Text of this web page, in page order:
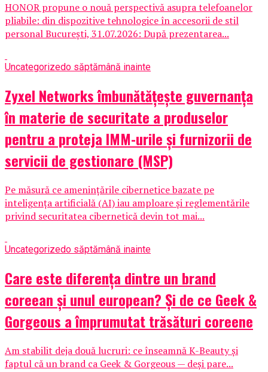
HONOR propune o nouă perspectivă asupra telefoanelor
pliabile: din dispozitive tehnologice în accesorii de stil
personal București, 31.07.2026: După prezentarea...
Uncategorizedo săptămână inainte
Zyxel Networks îmbunătățește guvernanța
în materie de securitate a produselor
pentru a proteja IMM-urile și furnizorii de
servicii de gestionare (MSP)
Pe măsură ce amenințările cibernetice bazate pe
inteligența artificială (AI) iau amploare și reglementările
privind securitatea cibernetică devin tot mai...
Uncategorizedo săptămână inainte
Care este diferența dintre un brand
coreean și unul european? Și de ce Geek &
Gorgeous a împrumutat trăsături coreene
Am stabilit deja două lucruri: ce înseamnă K-Beauty și
faptul că un brand ca Geek & Gorgeous — deși pare...